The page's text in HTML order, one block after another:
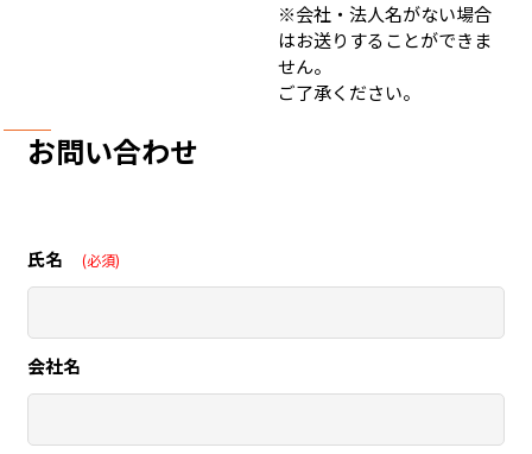
※会社・法人名がない場合
はお送りすることができま
せん。
ご了承ください。
お問い合わせ
氏名 (必須)
会社名